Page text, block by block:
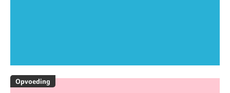
Opvoeding